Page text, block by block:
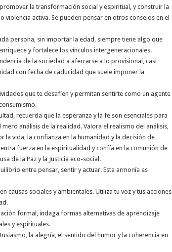
la transformación social y espiritual, y construir la
activa. Se pueden pensar en otros consejos en el
persona, sin importar la edad, siempre tiene algo que
y fortalece los vínculos intergeneracionales.
de la sociedad a aferrarse a lo provisional, casi
con fecha de caducidad que suele imponer la
que te desafíen y permitan sentirte como un agente
recuerda que la esperanza y la fe son esenciales para
análisis de la realidad. Valora el realismo del análisis,
vida, la confianza en la humanidad y la decisión de
fuerza en la espiritualidad y confía en la comunión de
de la Paz y la Justicia eco-social.
entre pensar, sentir y actuar. Esta armonía es
causas sociales y ambientales. Utiliza tu voz y tus acciones
formal, indaga formas alternativas de aprendizaje
y espirituales.
la alegría, el sentido del humor y la coherencia en